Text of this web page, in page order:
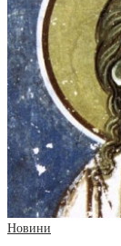
Новини